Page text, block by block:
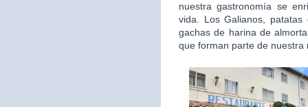
nuestra gastronomía se
vida. Los Galianos,
gachas de harina de
que forman parte de nuestra